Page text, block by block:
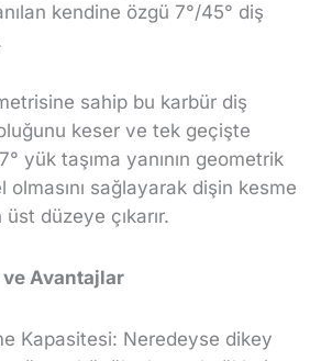
kendine özgü 7°/45° diş
sahip bu karbür diş
keser ve tek geçişte
yük taşıma yanının geometrik
olmasını sağlayarak dişin kesme
düzeye çıkarır.
Avantajlar
Kapasitesi: Neredeyse dikey